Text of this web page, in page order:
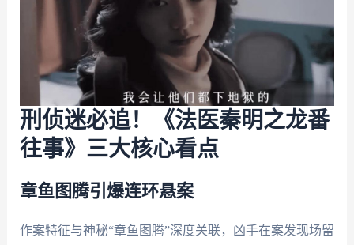
刑侦迷必追！《法医秦明之龙番
往事》三大核心看点
章鱼图腾引爆连环悬案
作案特征与神秘“章鱼图腾”深度关联，凶手在案发现场留